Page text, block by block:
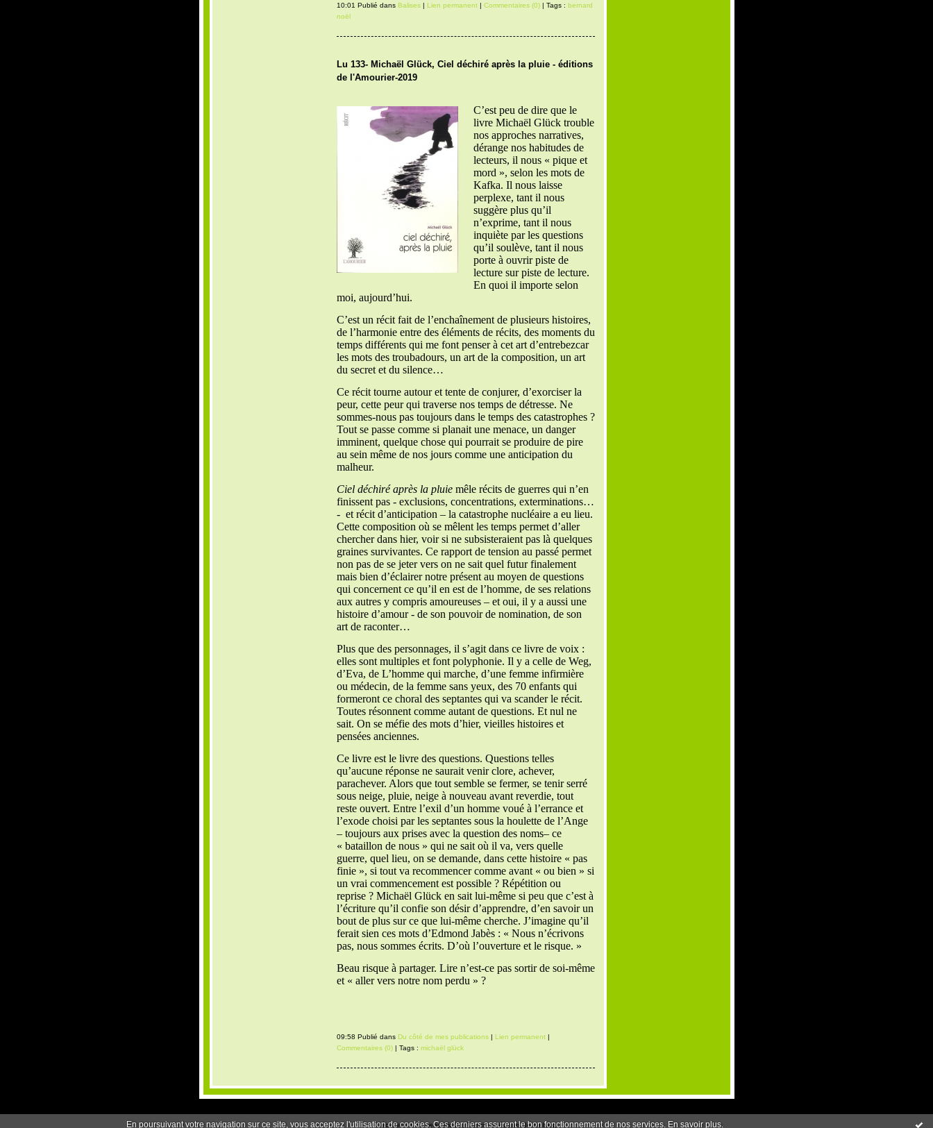
En poursuivant votre navigation sur ce site, vous acceptez l'utilisation de cookies. Ces derniers assurent le bon fonctionnement de nos services. En savoir plus.
10:01 Publié dans Balises| Lien permanent| Commentaires (0)| Tags : bernard
noël
Lu 133- Michaël Glück, Ciel déchiré après la pluie - éditions
de l'Amourier-2019
C’est peu de dire que le
livre Michaël Glück trouble
nos approches narratives,
dérange nos habitudes de
lecteurs, il nous « pique et
mord », selon les mots de
Kafka. Il nous laisse
perplexe, tant il nous
suggère plus qu’il
n’exprime, tant il nous
inquiète par les questions
qu’il soulève, tant il nous
porte à ouvrir piste de
lecture sur piste de lecture.
En quoi il importe selon
moi, aujourd’hui.
C’est un récit fait de l’enchaînement de plusieurs histoires,
de l’harmonie entre des éléments de récits, des moments du
temps différents qui me font penser à cet art d’entrebezcar
les mots des troubadours, un art de la composition, un art
du secret et du silence…
Ce récit tourne autour et tente de conjurer, d’exorciser la
peur, cette peur qui traverse nos temps de détresse. Ne
sommes-nous pas toujours dans le temps des catastrophes ?
Tout se passe comme si planait une menace, un danger
imminent, quelque chose qui pourrait se produire de pire
au sein même de nos jours comme une anticipation du
malheur.
Ciel déchiré après la pluiemêle récits de guerres qui n’en
finissent pas - exclusions, concentrations, exterminations…
- et récit d’anticipation – la catastrophe nucléaire a eu lieu.
Cette composition où se mêlent les temps permet d’aller
chercher dans hier, voir si ne subsisteraient pas là quelques
graines survivantes. Ce rapport de tension au passé permet
non pas de se jeter vers on ne sait quel futur finalement
mais bien d’éclairer notre présent au moyen de questions
qui concernent ce qu’il en est de l’homme, de ses relations
aux autres y compris amoureuses – et oui, il y a aussi une
histoire d’amour - de son pouvoir de nomination, de son
art de raconter…
Plus que des personnages, il s’agit dans ce livre de voix :
elles sont multiples et font polyphonie. Il y a celle de Weg,
d’Eva, de L’homme qui marche, d’une femme infirmière
ou médecin, de la femme sans yeux, des 70 enfants qui
formeront ce choral des septantes qui va scander le récit.
Toutes résonnent comme autant de questions. Et nul ne
sait. On se méfie des mots d’hier, vieilles histoires et
pensées anciennes.
Ce livre est le livre des questions. Questions telles
qu’aucune réponse ne saurait venir clore, achever,
parachever. Alors que tout semble se fermer, se tenir serré
sous neige, pluie, neige à nouveau avant reverdie, tout
reste ouvert. Entre l’exil d’un homme voué à l’errance et
l’exode choisi par les septantes sous la houlette de l’Ange
– toujours aux prises avec la question des noms– ce
« bataillon de nous » qui ne sait où il va, vers quelle
guerre, quel lieu, on se demande, dans cette histoire « pas
finie », si tout va recommencer comme avant « ou bien » si
un vrai commencement est possible ? Répétition ou
reprise ? Michaël Glück en sait lui-même si peu que c’est à
l’écriture qu’il confie son désir d’apprendre, d’en savoir un
bout de plus sur ce que lui-même cherche. J’imagine qu’il
ferait sien ces mots d’Edmond Jabès : « Nous n’écrivons
pas, nous sommes écrits. D’où l’ouverture et le risque. »
Beau risque à partager. Lire n’est-ce pas sortir de soi-même
et « aller vers notre nom perdu » ?
09:58 Publié dans Du côté de mes publications| Lien permanent|
Commentaires (0)| Tags : michaël glück
Déclarer un contenu illicite|Mentions légales de ce blog